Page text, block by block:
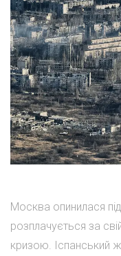
Москва опинилася
розплачується за
кризою. Іспанський